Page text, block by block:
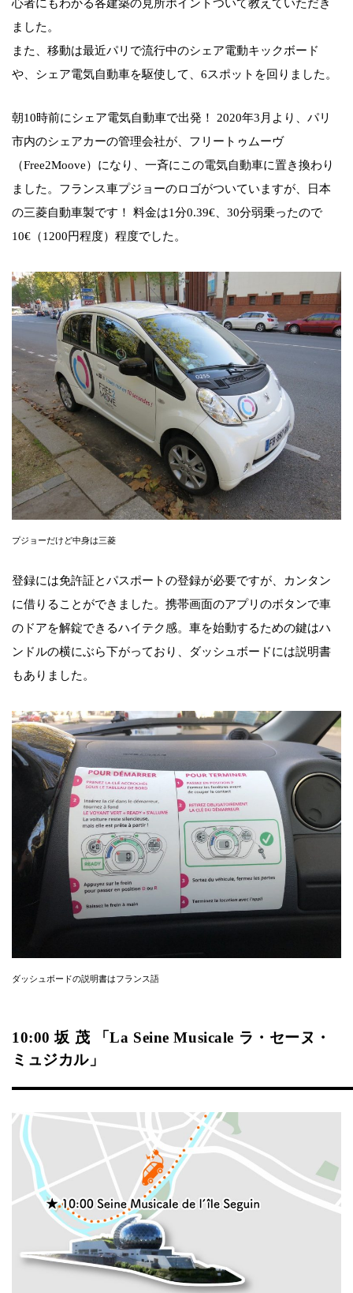
心者にもわかる各建築の見所ポイントついて教えていただき
ました。
また、移動は最近パリで流行中のシェア電動キックボード
や、シェア電気自動車を駆使して、6スポットを回りました。
朝10時前にシェア電気自動車で出発！ 2020年3月より、パリ
市内のシェアカーの管理会社が、フリートゥムーヴ
（Free2Moove）になり、一斉にこの電気自動車に置き換わり
ました。フランス車プジョーのロゴがついていますが、日本
の三菱自動車製です！ 料金は1分0.39€、30分弱乗ったので
10€（1200円程度）程度でした。
プジョーだけど中身は三菱
登録には免許証とパスポートの登録が必要ですが、カンタン
に借りることができました。携帯画面のアプリのボタンで車
のドアを解錠できるハイテク感。車を始動するための鍵はハ
ンドルの横にぶら下がっており、ダッシュボードには説明書
もありました。
ダッシュボードの説明書はフランス語
10:00 坂 茂 「La Seine Musicale ラ・セーヌ・
ミュジカル」